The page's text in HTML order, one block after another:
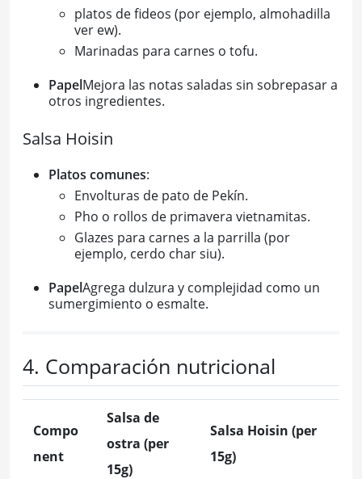
platos de fideos (por ejemplo, almohadilla
ver ew).
Marinadas para carnes o tofu.
PapelMejora las notas saladas sin sobrepasar a
otros ingredientes.
Salsa Hoisin
Platos comunes:
Envolturas de pato de Pekín.
Pho o rollos de primavera vietnamitas.
Glazes para carnes a la parrilla (por
ejemplo, cerdo char siu).
PapelAgrega dulzura y complejidad como un
sumergimiento o esmalte.
4. Comparación nutricional
Compo
nent
Salsa de
ostra (per
15g)
Salsa Hoisin (per
15g)